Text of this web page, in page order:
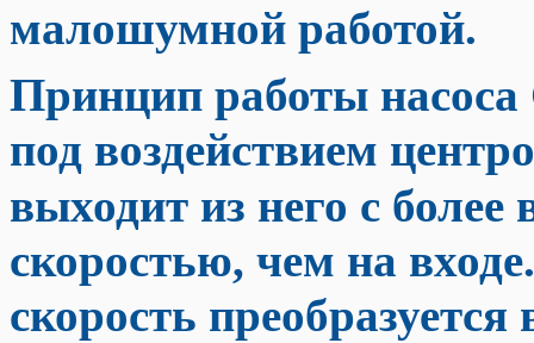
малошумной работой.
Принцип работы
под воздействием
выходит из него с
скоростью, чем на
скорость